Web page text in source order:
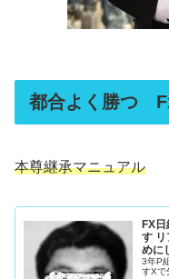
都合よく勝つ
本尊継承マニュアル
FX
す リ
めに
3年P
すXで